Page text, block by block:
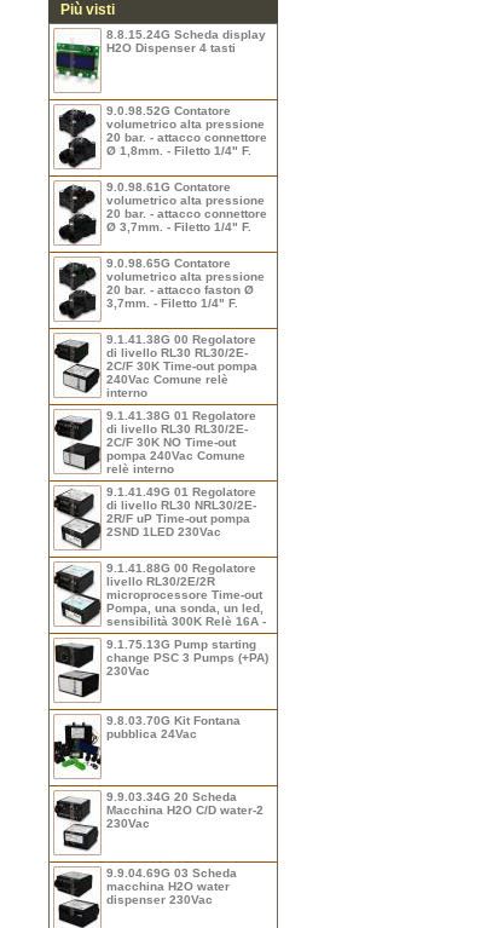
Più visti
8.8.15.24G Scheda display
H2O Dispenser 4 tasti
9.0.98.52G Contatore
volumetrico alta pressione
20 bar. - attacco connettore
Ø 1,8mm. - Filetto 1/4" F.
9.0.98.61G Contatore
volumetrico alta pressione
20 bar. - attacco connettore
Ø 3,7mm. - Filetto 1/4" F.
9.0.98.65G Contatore
volumetrico alta pressione
20 bar. - attacco faston Ø
3,7mm. - Filetto 1/4" F.
9.1.41.38G 00 Regolatore
di livello RL30 RL30/2E-
2C/F 30K Time-out pompa
240Vac Comune relè
interno
9.1.41.38G 01 Regolatore
di livello RL30 RL30/2E-
2C/F 30K NO Time-out
pompa 240Vac Comune
relè interno
9.1.41.49G 01 Regolatore
di livello RL30 NRL30/2E-
2R/F uP Time-out pompa
2SND 1LED 230Vac
9.1.41.88G 00 Regolatore
livello RL30/2E/2R
microprocessore Time-out
Pompa, una sonda, un led,
sensibilità 300K Relè 16A -
9.1.75.13G Pump starting
change PSC 3 Pumps (+PA)
230Vac
9.8.03.70G Kit Fontana
pubblica 24Vac
9.9.03.34G 20 Scheda
Macchina H2O C/D water-2
230Vac
9.9.04.69G 03 Scheda
macchina H2O water
dispenser 230Vac